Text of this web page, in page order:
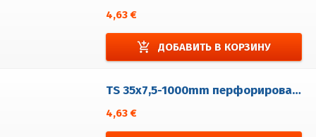
4,63 €
add_shopping_cart ДОБАВИТЬ В КОРЗИНУ
TS 35x7,5-1000mm перфорированная 6,3x18
4,63 €